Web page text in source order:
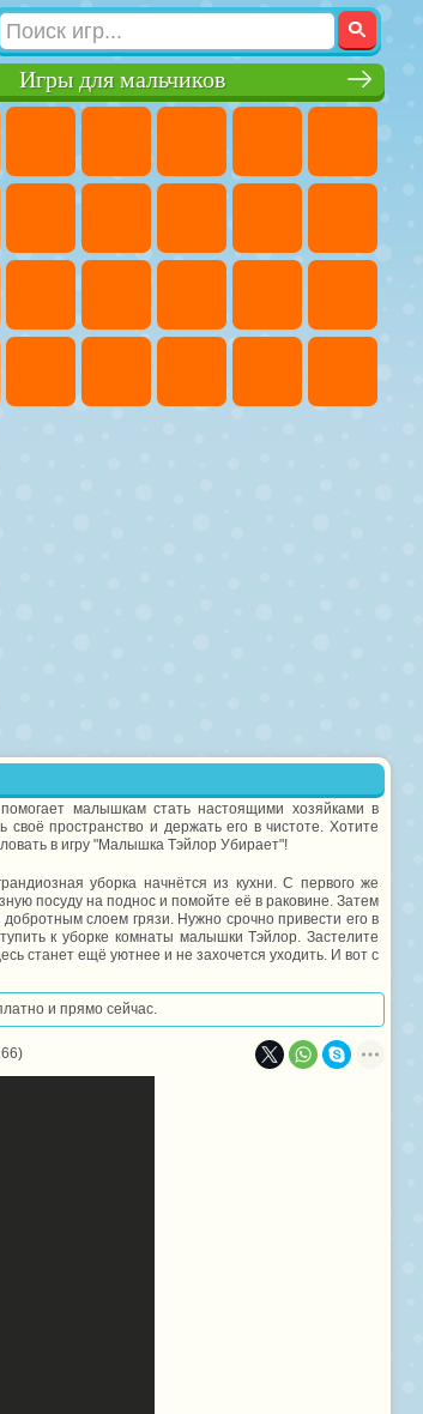
Игры для мальчиков
малышкам стать настоящими хозяйками в
пространство и держать его в чистоте. Хотите
в игру "Малышка Тэйлор Убирает"!
уборка начнётся из кухни. С первого же
посуду на поднос и помойте её в раковине. Затем
слоем грязи. Нужно срочно привести его в
к уборке комнаты малышки Тэйлор. Застелите
станет ещё уютнее и не захочется уходить. И вот с
и прямо сейчас.